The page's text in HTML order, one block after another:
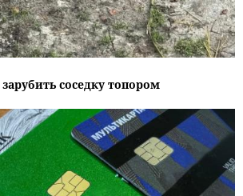
соседку топором